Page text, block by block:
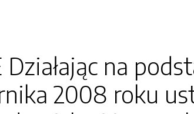
Działając na
2008 roku